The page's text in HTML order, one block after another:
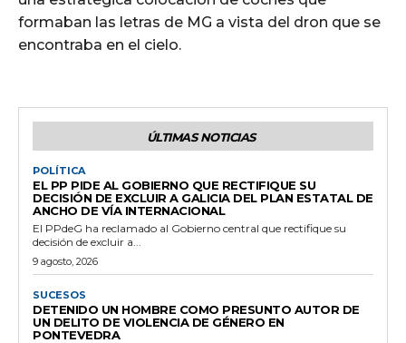
formaban las letras de MG a vista del dron que se
encontraba en el cielo.
ÚLTIMAS NOTICIAS
POLÍTICA
EL PP PIDE AL GOBIERNO QUE RECTIFIQUE SU
DECISIÓN DE EXCLUIR A GALICIA DEL PLAN ESTATAL DE
ANCHO DE VÍA INTERNACIONAL
El PPdeG ha reclamado al Gobierno central que rectifique su
decisión de excluir a...
9 agosto, 2026
SUCESOS
DETENIDO UN HOMBRE COMO PRESUNTO AUTOR DE
UN DELITO DE VIOLENCIA DE GÉNERO EN
PONTEVEDRA